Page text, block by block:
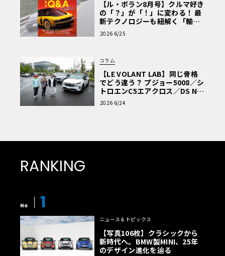
【ル・ボラン8月号】クルマ好き
の「？」が「！」に変わる！ 最
新テクノロジーも紐解く「輸入
車Q&A」
2026 6/25
コラム
【LE VOLANT LAB】同じ骨格
でどう違う？ プジョー5008／シ
トロエンC5エアクロス／DS Nº4
読者一気乗りレポート
2026 6/24
RANKING
No 1
ニュース＆トピックス
【写真106枚】クラシックから
新時代へ。BMW製MINI、25年
のデザイン進化を辿る